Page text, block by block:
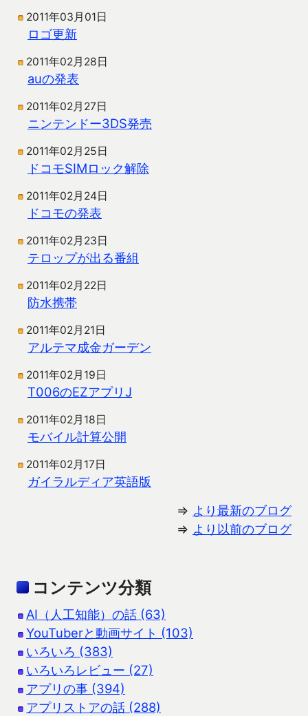
2011年03月01日
ロゴ更新
2011年02月28日
auの発表
2011年02月27日
ニンテンドー3DS発売
2011年02月25日
ドコモSIMロック解除
2011年02月24日
ドコモの発表
2011年02月23日
テロップが出る番組
2011年02月22日
防水携帯
2011年02月21日
アルテマ成金ガーデン
2011年02月19日
T006のEZアプリJ
2011年02月18日
モバイル計算公開
2011年02月17日
ガイラルディア英語版
⇒ より最新のブログ
⇒ より以前のブログ
コンテンツ分類
AI（人工知能）の話 (63)
YouTuberと動画サイト (103)
いろいろ (383)
いろいろレビュー (27)
アプリの事 (394)
アプリストアの話 (288)